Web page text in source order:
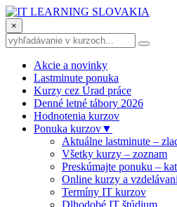
×
Akcie a novinky
Lastminute ponuka
Kurzy cez Úrad práce
Denné letné tábory 2026
Hodnotenia kurzov
Ponuka kurzov▼
Aktuálne lastminute –
Všetky kurzy – zoznam
Preskúmajte ponuku –
Online kurzy a
Termíny IT kurzov
Dlhodobé IT štúdium